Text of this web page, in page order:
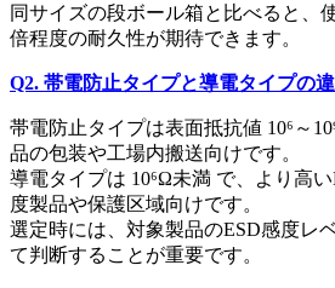
同サイズの段ボール箱と比べると、
倍程度の耐久性が期待できます。
Q2. 帯電防止タイプと導電タイプの
帯電防止タイプは表面抵抗値 10⁶～
品の包装や工場内搬送向けです。
導電タイプは 10⁶Ω未満 で、より高
度製品や保護区域向けです。
選定時には、対象製品のESD感度レ
て判断することが重要です。